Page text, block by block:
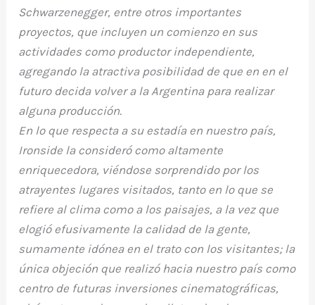
Schwarzenegger, entre otros importantes
proyectos, que incluyen un comienzo en sus
actividades como productor independiente,
agregando la atractiva posibilidad de que en en el
futuro decida volver a la Argentina para realizar
alguna producción.
En lo que respecta a su estadía en nuestro país,
Ironside la consideró como altamente
enriquecedora, viéndose sorprendido por los
atrayentes lugares visitados, tanto en lo que se
refiere al clima como a los paisajes, a la vez que
elogió efusivamente la calidad de la gente,
sumamente idónea en el trato con los visitantes; la
única objeción que realizó hacia nuestro país como
centro de futuras inversiones cinematográficas,